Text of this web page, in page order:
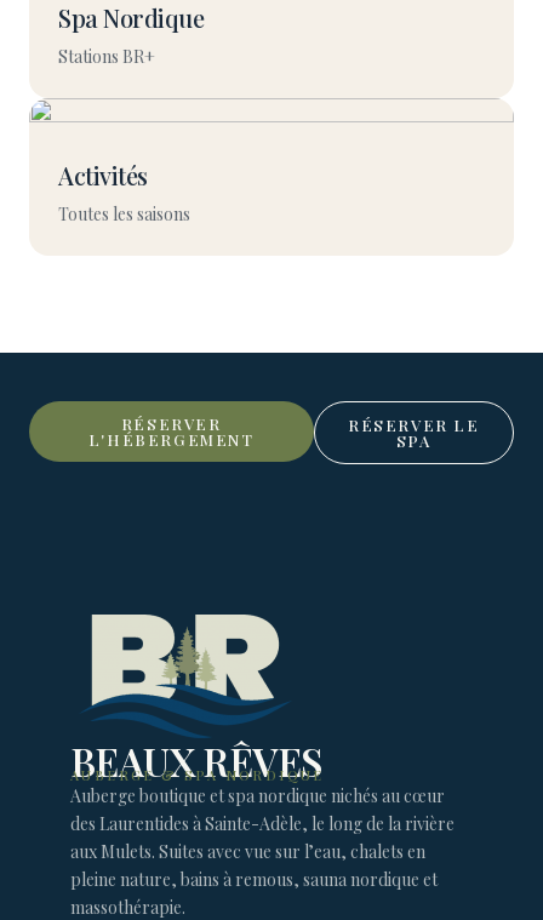
Spa Nordique
Stations BR+
Activités
Toutes les saisons
RÉSERVER
L'HÉBERGEMENT
RÉSERVER LE
SPA
BEAUX RÊVES
AUBERGE & SPA NORDIQUE
Auberge boutique et spa nordique nichés au cœur
des Laurentides à Sainte-Adèle, le long de la rivière
aux Mulets. Suites avec vue sur l’eau, chalets en
pleine nature, bains à remous, sauna nordique et
massothérapie.